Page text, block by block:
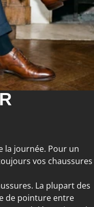
la journée. Pour un
vos chaussures
La plupart des
de pointure entre